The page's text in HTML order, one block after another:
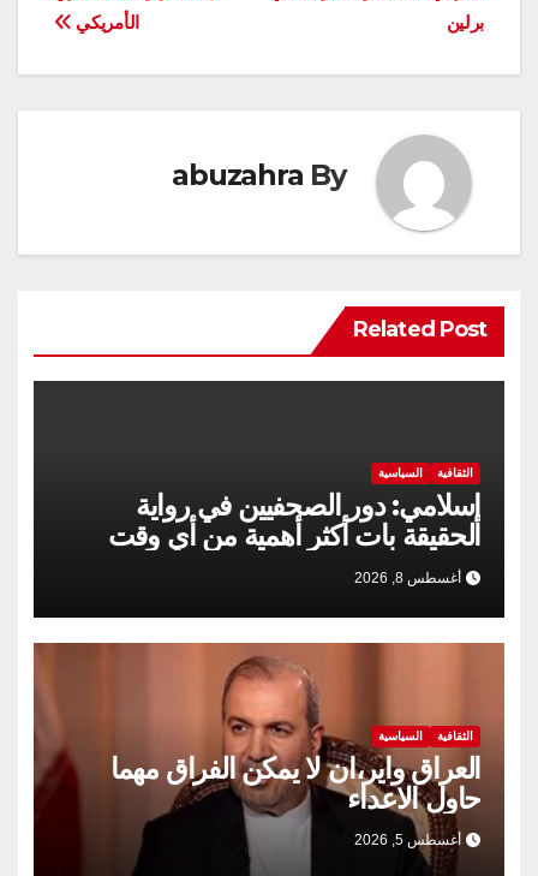
المقالات
الأمريكي
برلين
By
abuzahra
Related Post
الثقافية السياسية
إسلامي: دور الصحفيين في رواية
الحقيقة بات أكثر أهمية من أي وقت
مضى
أغسطس 8, 2026
الثقافية السياسية
العراق واير،ان لا يمكن الفراق مهما
حاول الاعداء
أغسطس 5, 2026